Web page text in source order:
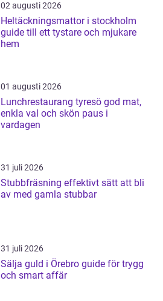
02 augusti 2026
Heltäckningsmattor i stockholm
guide till ett tystare och mjukare
hem
01 augusti 2026
Lunchrestaurang tyresö god mat,
enkla val och skön paus i
vardagen
31 juli 2026
Stubbfräsning effektivt sätt att bli
av med gamla stubbar
31 juli 2026
Sälja guld i Örebro guide för trygg
och smart affär